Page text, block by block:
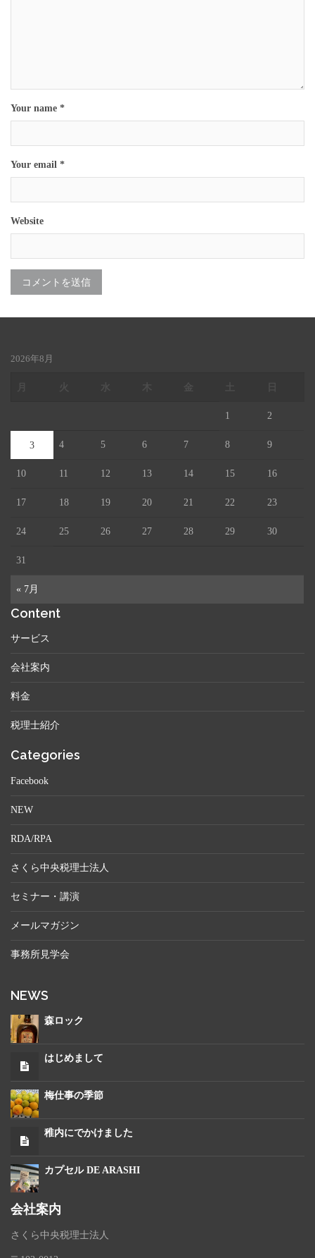
Your name *
Your email *
Website
2026年8月
« 7月
1 2
3 4 5 6 7 8 9
10 11 12 13 14 15 16
17 18 19 20 21 22 23
24 25 26 27 28 29 30
31
Content
サービス
会社案内
料金
税理士紹介
Categories
Facebook
NEW
RDA/RPA
さくら中央税理士法人
セミナー・講演
メールマガジン
事務所見学会
NEWS
森ロック
はじめまして
梅仕事の季節
稚内にでかけました
カプセル DE ARASHI
会社案内
さくら中央税理士法人